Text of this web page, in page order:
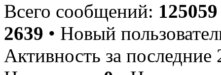
Всего сообщений: 125059
2639 • Новый
Активность за